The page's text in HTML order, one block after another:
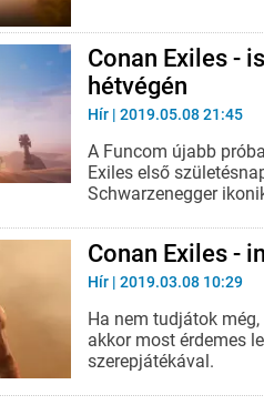
Conan Exiles -
hétvégén
Hír | 2019.05.08 21:45
A Funcom újabb
Exiles első
Schwarzenegger
Conan Exiles -
Hír | 2019.03.08 10:29
Ha nem tudjátok
akkor most érdemes
szerepjátékával.